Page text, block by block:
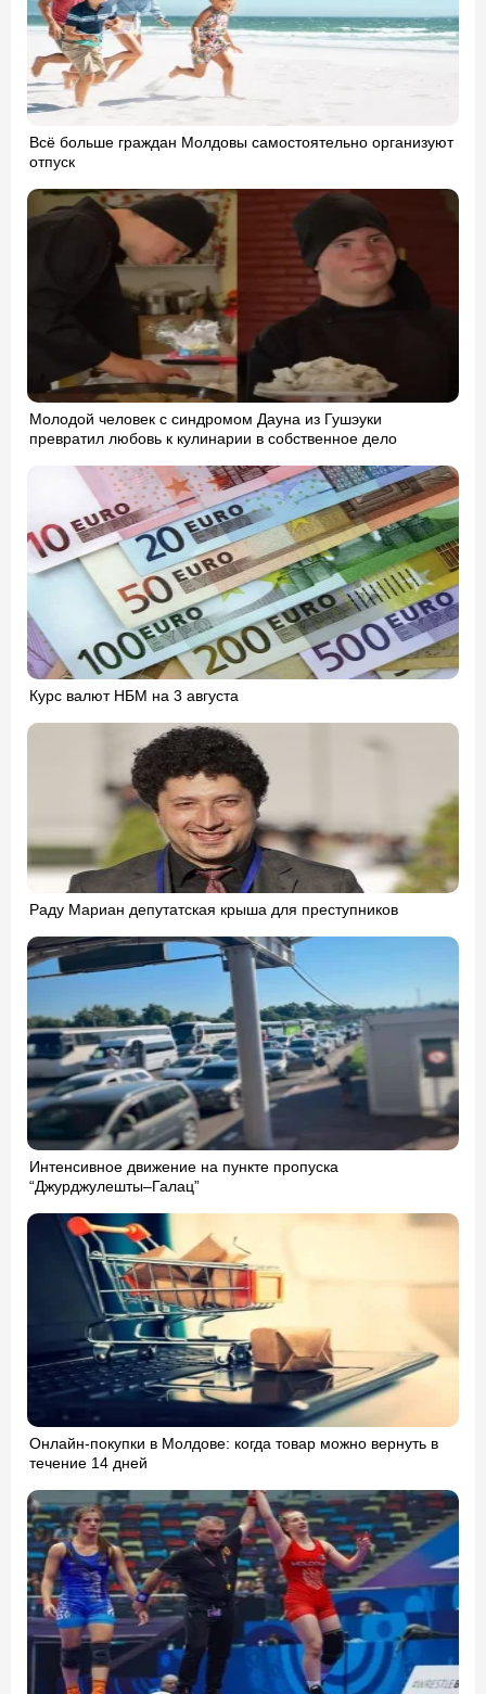
Всё больше граждан Молдовы самостоятельно организуют
отпуск
Молодой человек с синдромом Дауна из Гушэуки
превратил любовь к кулинарии в собственное дело
Курс валют НБМ на 3 августа
Раду Мариан депутатская крыша для преступников
Интенсивное движение на пункте пропуска
“Джурджулешты–Галац”
Онлайн-покупки в Молдове: когда товар можно вернуть в
течение 14 дней